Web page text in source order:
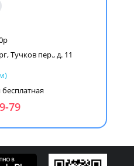
Тучков пер., д. 11
79